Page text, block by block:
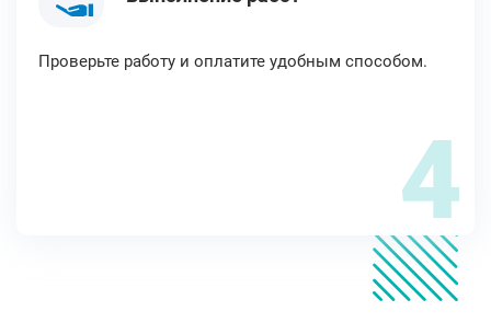
Проверьте работу и оплатите удобным способом.
4